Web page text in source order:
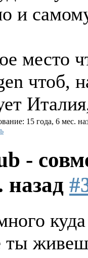
и
место
чтоб,
15 года, 6 мес.
-
назад
ты